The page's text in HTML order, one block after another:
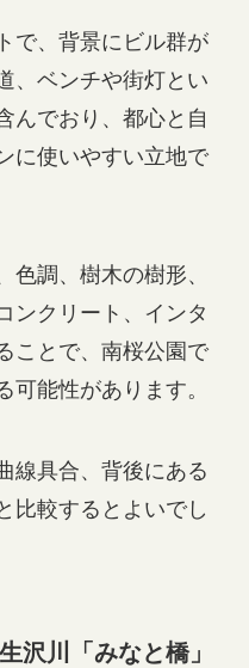
で、背景にビル群が
、ベンチや街灯とい
んでおり、都心と自
に使いやすい立地で
色調、樹木の樹形、
ンクリート、インタ
ことで、南桜公園で
可能性があります。
線具合、背後にある
比較するとよいでし
沢川「みなと橋」